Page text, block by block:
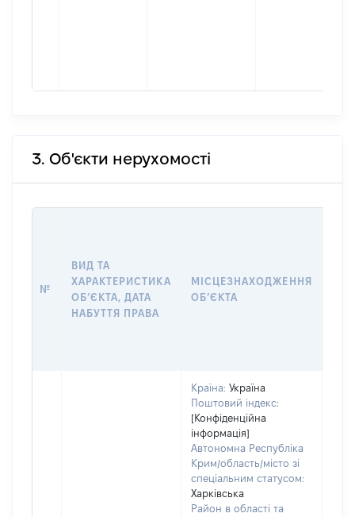
3. Об'єкти нерухомості
№
ВИД ТА
ХАРАКТЕРИСТИКА
ОБʼЄКТА, ДАТА
НАБУТТЯ ПРАВА
МІСЦЕЗНАХОДЖЕННЯ
ОБʼЄКТА
Країна: Україна
Поштовий індекс:
[Конфіденційна
інформація]
Автономна Республіка
Крим/область/місто зі
спеціальним статусом:
Харківська
Район в області та